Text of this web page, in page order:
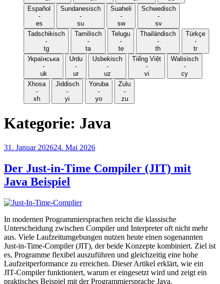
Español
-
es
Sundanesisch
-
su
Suaheli
-
sw
Schwedisch
-
sv
Tadschikisch
-
tg
Tamilisch
-
ta
Telugu
-
te
Thailändisch
-
th
Türkçe
-
tr
Українська
-
uk
Urdu
-
ur
Usbekisch
-
uz
Tiếng Việt
-
vi
Walisisch
-
cy
Xhosa
-
xh
Jiddisch
-
yi
Yoruba
-
yo
Zulu
-
zu
Kategorie: Java
Veröffentlicht
31. Januar 202624. Mai 2026
Der Just-in-Time Compiler (JIT) mit
Java Beispiel
In modernen Programmiersprachen reicht die klassische
Unterscheidung zwischen Compiler und Interpreter oft nicht mehr
aus. Viele Laufzeitumgebungen nutzen heute einen sogenannten
Just-in-Time-Compiler (JIT), der beide Konzepte kombiniert. Ziel ist
es, Programme flexibel auszuführen und gleichzeitig eine hohe
Laufzeitperformance zu erreichen. Dieser Artikel erklärt, wie ein
JIT-Compiler funktioniert, warum er eingesetzt wird und zeigt ein
praktisches Beispiel mit der Programmiersprache Java.